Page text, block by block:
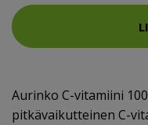
Aurinko C-vitamiini
pitkävaikutteinen C-